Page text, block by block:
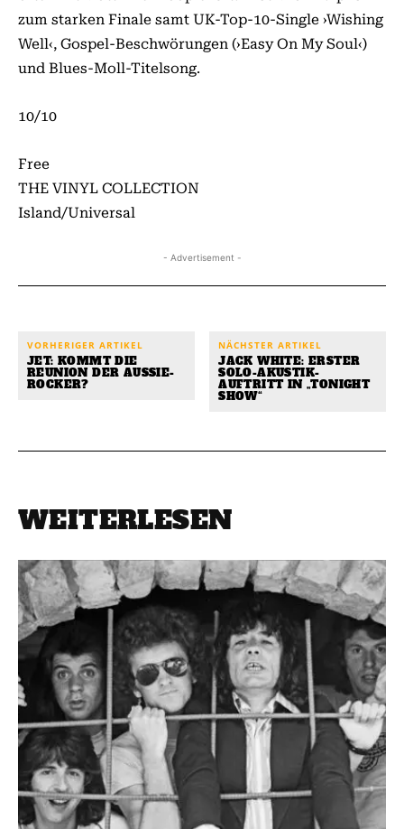
zum starken Finale samt UK-Top-10-Single ›Wishing
Well‹, Gospel-Beschwörungen (›Easy On My Soul‹)
und Blues-Moll-Titelsong.
10/10
Free
THE VINYL COLLECTION
Island/Universal
- Advertisement -
VORHERIGER ARTIKEL
JET: KOMMT DIE
REUNION DER AUSSIE-
ROCKER?
NÄCHSTER ARTIKEL
JACK WHITE: ERSTER
SOLO-AKUSTIK-
AUFTRITT IN „TONIGHT
SHOW“
WEITERLESEN